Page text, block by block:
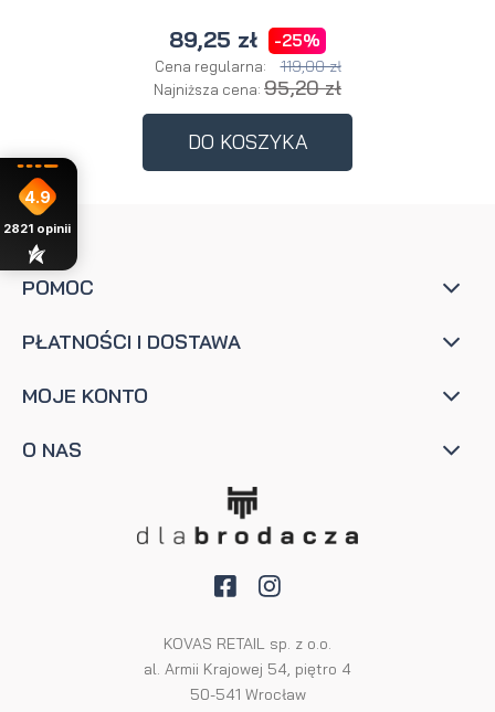
89,25 zł -25%
Cena regularna: 119,00 zł
Najniższa cena: 95,20 zł
DO KOSZYKA
POMOC
PŁATNOŚCI I DOSTAWA
MOJE KONTO
O NAS
KOVAS RETAIL sp. z o.o.
al. Armii Krajowej 54, piętro 4
50-541 Wrocław
4.9
2821 opinii